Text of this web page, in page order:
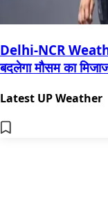
Delhi-NCR
बदलेगा मौसम का
Latest UP Weather